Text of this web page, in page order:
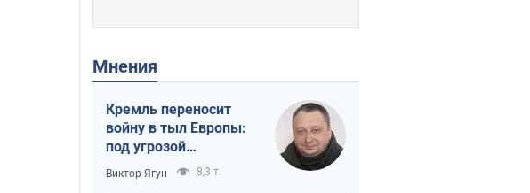
Мнения
Кремль переносит
войну в тыл Европы:
под угрозой
критическая
логистика
Виктор Ягун 8,3 т.